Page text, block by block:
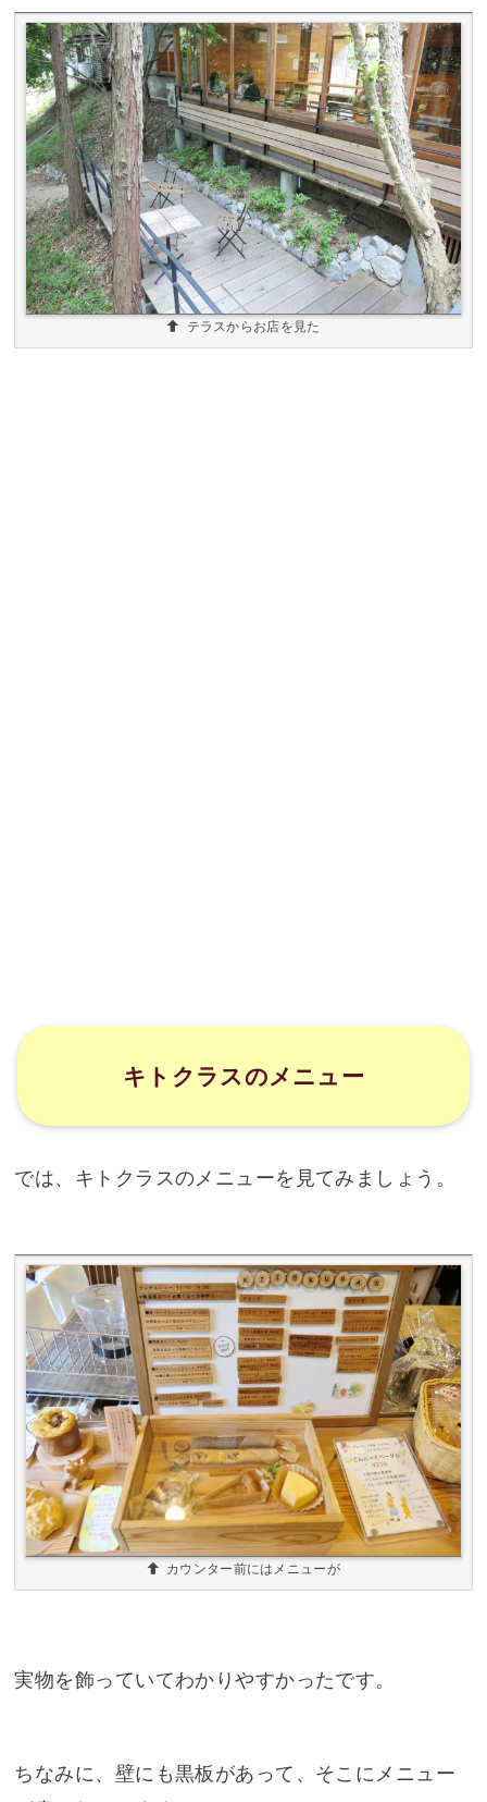
テラスからお店を見た
キトクラスのメニュー
では、キトクラスのメニューを見てみましょう。
カウンター前にはメニューが
実物を飾っていてわかりやすかったです。
ちなみに、壁にも黒板があって、そこにメニュー